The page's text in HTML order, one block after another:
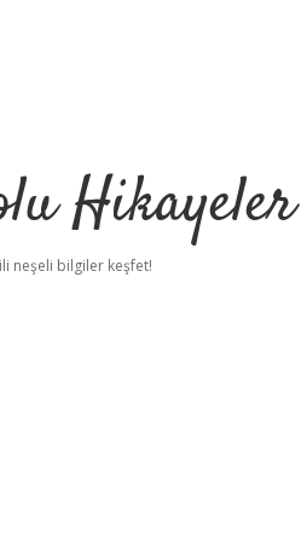
Hikayeler
neşeli bilgiler keşfet!